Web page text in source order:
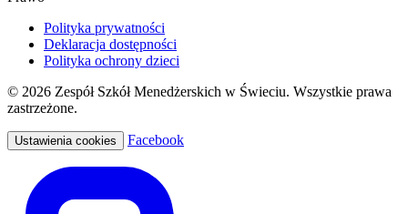
Polityka prywatności
Deklaracja dostępności
Polityka ochrony dzieci
© 2026 Zespół Szkół Menedżerskich w Świeciu. Wszystkie prawa
zastrzeżone.
Ustawienia cookies Facebook